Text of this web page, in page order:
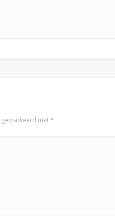
gemarkeerd met*